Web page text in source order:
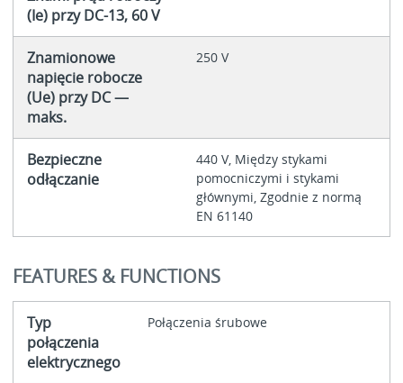
(Ie) przy DC-13, 60 V
Znamionowe
napięcie robocze
(Ue) przy DC —
maks.
250 V
Bezpieczne
odłączanie
440 V, Między stykami
pomocniczymi i stykami
głównymi, Zgodnie z normą
EN 61140
FEATURES & FUNCTIONS
Typ
połączenia
elektrycznego
Połączenia śrubowe